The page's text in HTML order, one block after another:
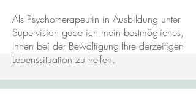
Als Psychotherapeutin in Ausbildung unter
Supervision gebe ich mein bestmögliches,
Ihnen bei der Bewältigung Ihre derzeitigen
Lebenssituation zu helfen.